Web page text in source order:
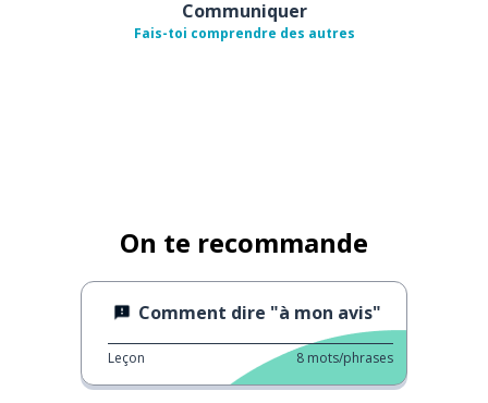
Communiquer
Fais-toi comprendre des autres
On te recommande
Comment dire "à mon avis"
Leçon 8 mots/phrases